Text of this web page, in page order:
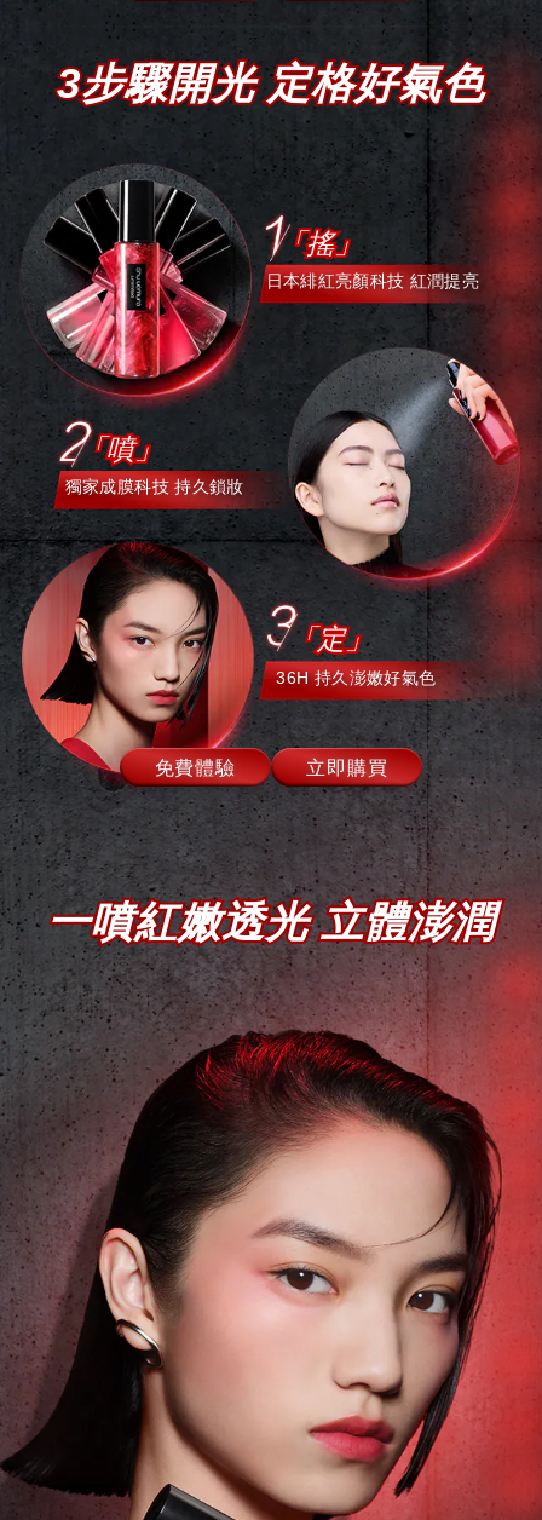
3步驟開光 定格好氣色
「搖」
日本緋紅亮顏科技 紅潤提亮
「噴」
獨家成膜科技 持久鎖妝
「定」
36H 持久澎嫩好氣色
免費體驗 立即購買
一噴紅嫩透光 立體澎潤